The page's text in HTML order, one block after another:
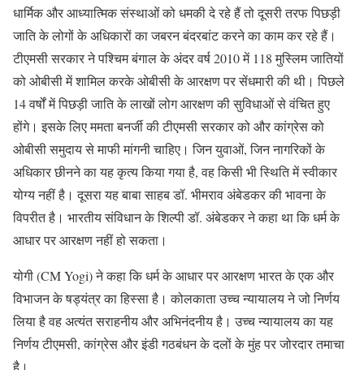
धार्मिक और आध्यात्मिक संस्थाओं को धमकी दे रहे हैं तो दूसरी तरफ पिछड़ी
जाति के लोगों के अधिकारों का जबरन बंदरबांट करने का काम कर रहे हैं।
टीएमसी सरकार ने पश्चिम बंगाल के अंदर वर्ष 2010 में 118 मुस्लिम जातियों
को ओबीसी में शामिल करके ओबीसी के आरक्षण पर सेंधमारी की थी। पिछले
14 वर्षों में पिछड़ी जाति के लाखों लोग आरक्षण की सुविधाओं से वंचित हुए
होंगे। इसके लिए ममता बनर्जी की टीएमसी सरकार को और कांग्रेस को
ओबीसी समुदाय से माफी मांगनी चाहिए। जिन युवाओं, जिन नागरिकों के
अधिकार छीनने का यह कृत्य किया गया है, वह किसी भी स्थिति में स्वीकार
योग्य नहीं है। दूसरा यह बाबा साहब डॉ. भीमराव अंबेडकर की भावना के
विपरीत है। भारतीय संविधान के शिल्पी डॉ. अंबेडकर ने कहा था कि धर्म के
आधार पर आरक्षण नहीं हो सकता।
योगी (CM Yogi) ने कहा कि धर्म के आधार पर आरक्षण भारत के एक और
विभाजन के षड्यंत्र का हिस्सा है। कोलकाता उच्च न्यायालय ने जो निर्णय
लिया है वह अत्यंत सराहनीय और अभिनंदनीय है। उच्च न्यायालय का यह
निर्णय टीएमसी, कांग्रेस और इंडी गठबंधन के दलों के मुंह पर जोरदार तमाचा
है।